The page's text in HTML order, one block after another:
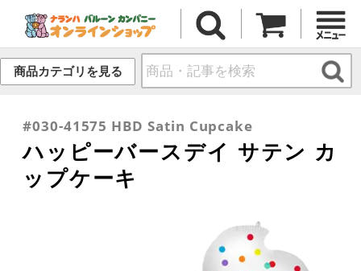
商品カテゴリを見る
#030-41575 HBD Satin Cupcake
ハッピーバースデイ サテン カ
ップケーキ